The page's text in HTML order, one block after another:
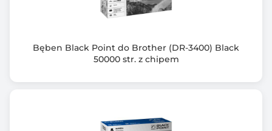
Bęben Black Point do Brother (DR-3400) Black
50000 str. z chipem